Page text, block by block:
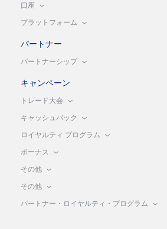
口座
プラットフォーム
パートナー
パートナーシップ
キャンペーン
トレード大会
キャッシュバック
ロイヤルティ プログラム
ボーナス
その他
その他
パートナー・ロイヤルティ・プログラム